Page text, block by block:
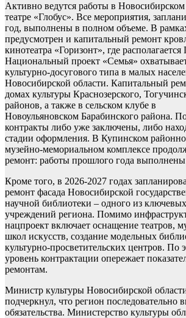
Активно ведутся работы в
театре «Глобус». Все мероприятия,
год, выполнены в полном объеме. В
предусмотрен и капитальный ремонт
кинотеатра «Горизонт», где
Национальный проект «Семья»
культурно‑досугового типа в малых
Новосибирской области. Капитальный
домах культуры Краснозерского,
районов, а также в сельском клубе в
Новоульяновском Барабинского района.
контракты либо уже заключены, либо
стадии оформления. В Купинском
музейно‑мемориальном комплексе
ремонт: работы прошлого года
Кроме того, в 2026-2027 годах
ремонт фасада Новосибирской
научной библиотеки – одного из
учреждений региона. Помимо
нацпроект включает оснащение театров,
школ искусств, создание модельных
культурно‑просветительских центров. По
уровень контрактации опережает
ремонтам.
Министр культуры Новосибирской
подчеркнул, что регион последовательно
обязательства. Министерство культуры